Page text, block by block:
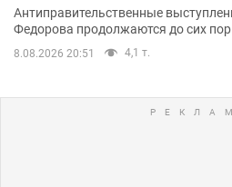
Антиправительственные
Федорова продолжаются до сих пор
8.08.2026 20:51 4,1 т.